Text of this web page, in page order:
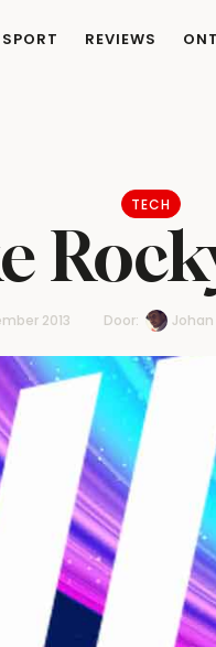
SPORT REVIEWS
TECH
2013 Door: